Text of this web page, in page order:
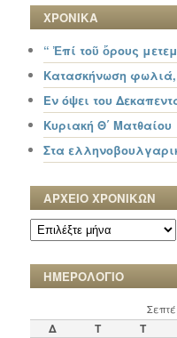
ΧΡΟΝΙΚΑ
“ Ἐπί τοῦ ὄρους
Κατασκήνωση
Εν όψει του
Κυριακή Θ΄ Ματθαίου
Στα
ΑΡΧΕΙΟ ΧΡΟΝΙΚΩΝ
ΑΡΧΕΙΟ
ΧΡΟΝΙΚΩΝ
ΗΜΕΡΟΛΟΓΙΟ
Δ Τ Τ